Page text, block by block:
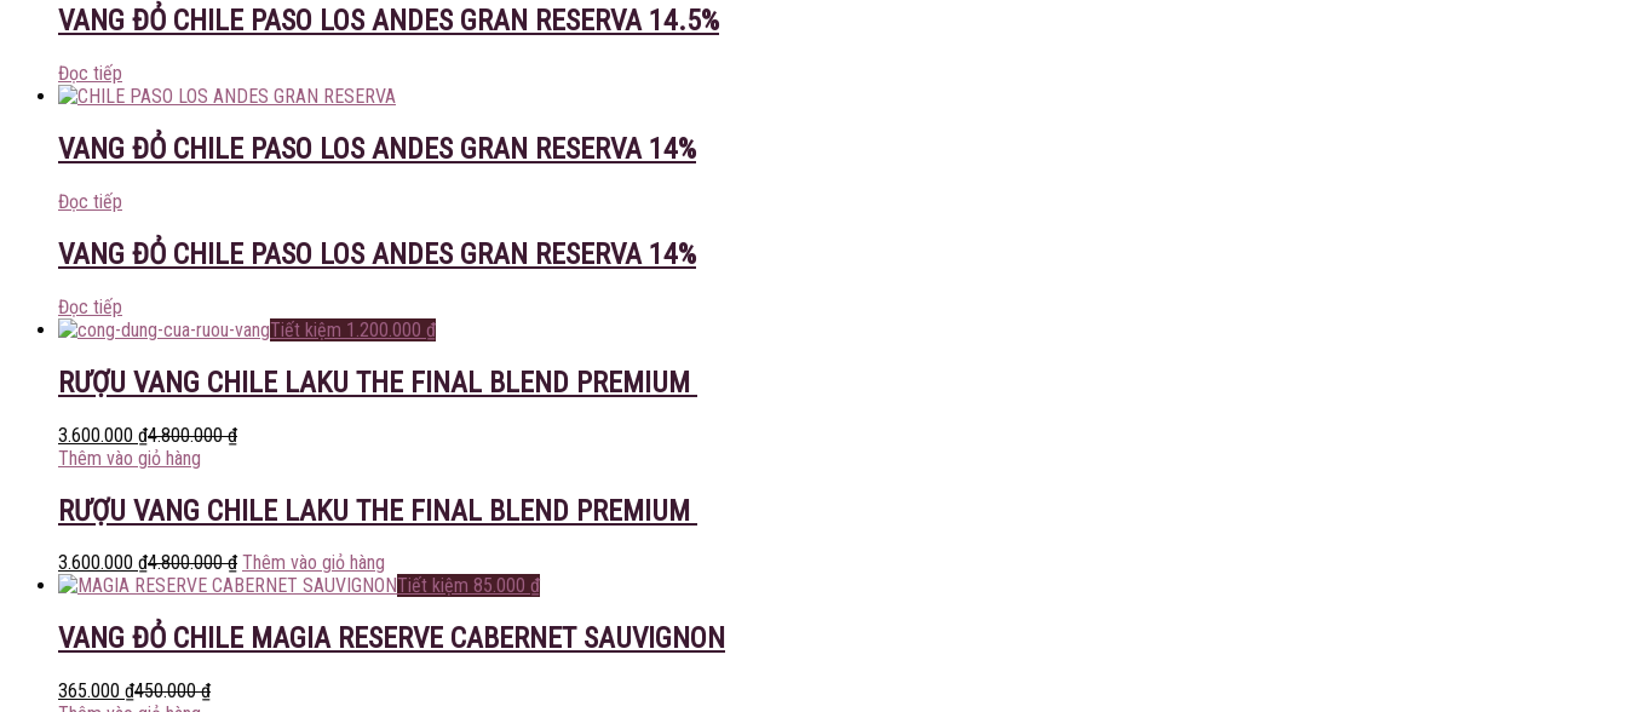
VANG ĐỎ CHILE PASO LOS ANDES GRAN RESERVA 14.5%
Đọc tiếp
VANG ĐỎ CHILE PASO LOS ANDES GRAN RESERVA 14%
Đọc tiếp
VANG ĐỎ CHILE PASO LOS ANDES GRAN RESERVA 14%
Đọc tiếp
Tiết kiệm 1.200.000 ₫
RƯỢU VANG CHILE LAKU THE FINAL BLEND PREMIUM
3.600.000 ₫4.800.000₫
Thêm vào giỏ hàng
RƯỢU VANG CHILE LAKU THE FINAL BLEND PREMIUM
3.600.000 ₫4.800.000₫ Thêm vào giỏ hàng
Tiết kiệm 85.000 ₫
VANG ĐỎ CHILE MAGIA RESERVE CABERNET SAUVIGNON
365.000 ₫450.000₫